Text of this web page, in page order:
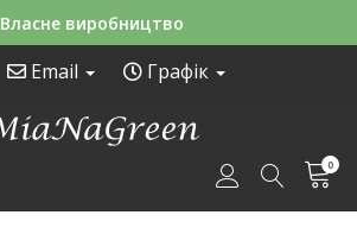
Зручні способи оплати
Email Графік
0